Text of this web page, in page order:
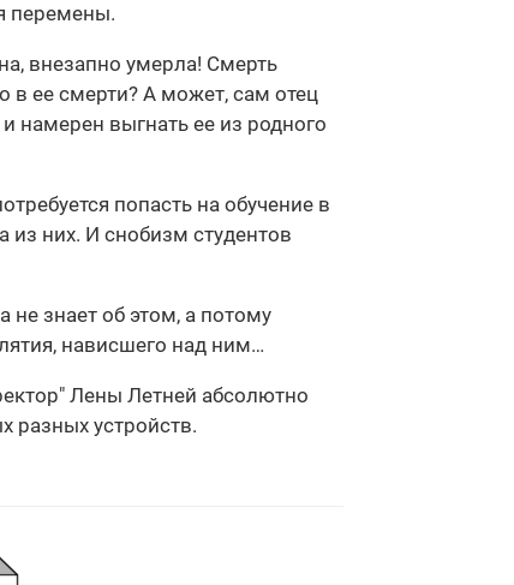
перемены.
внезапно умерла! Смерть
в ее смерти? А может, сам отец
намерен выгнать ее из родного
попасть на обучение в
из них. И снобизм студентов
не знает об этом, а потому
нависшего над ним…
Лены Летней абсолютно
разных устройств.